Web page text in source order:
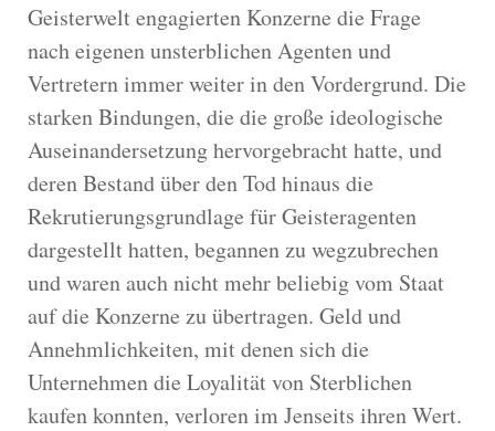
Geisterwelt engagierten Konzerne die Frage
nach eigenen unsterblichen Agenten und
Vertretern immer weiter in den Vordergrund. Die
starken Bindungen, die die große ideologische
Auseinandersetzung hervorgebracht hatte, und
deren Bestand über den Tod hinaus die
Rekrutierungsgrundlage für Geisteragenten
dargestellt hatten, begannen zu wegzubrechen
und waren auch nicht mehr beliebig vom Staat
auf die Konzerne zu übertragen. Geld und
Annehmlichkeiten, mit denen sich die
Unternehmen die Loyalität von Sterblichen
kaufen konnten, verloren im Jenseits ihren Wert.